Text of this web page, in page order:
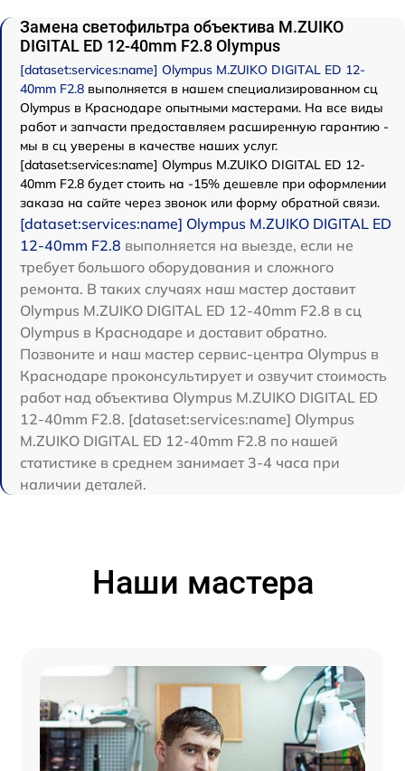
Замена светофильтра объектива M.ZUIKO
DIGITAL ED 12-40mm F2.8 Olympus
[dataset:services:name] Olympus M.ZUIKO DIGITAL ED 12-
40mm F2.8 выполняется в нашем специализированном сц
Olympus в Краснодаре опытными мастерами. На все виды
работ и запчасти предоставляем расширенную гарантию -
мы в сц уверены в качестве наших услуг.
[dataset:services:name] Olympus M.ZUIKO DIGITAL ED 12-
40mm F2.8 будет стоить на -15% дешевле при оформлении
заказа на сайте через звонок или форму обратной связи.
[dataset:services:name] Olympus M.ZUIKO DIGITAL ED
12-40mm F2.8 выполняется на выезде, если не
требует большого оборудования и сложного
ремонта. В таких случаях наш мастер доставит
Olympus M.ZUIKO DIGITAL ED 12-40mm F2.8 в сц
Olympus в Краснодаре и доставит обратно.
Позвоните и наш мастер сервис-центра Olympus в
Краснодаре проконсультирует и озвучит стоимость
работ над объектива Olympus M.ZUIKO DIGITAL ED
12-40mm F2.8. [dataset:services:name] Olympus
M.ZUIKO DIGITAL ED 12-40mm F2.8 по нашей
статистике в среднем занимает 3-4 часа при
наличии деталей.
Наши мастера